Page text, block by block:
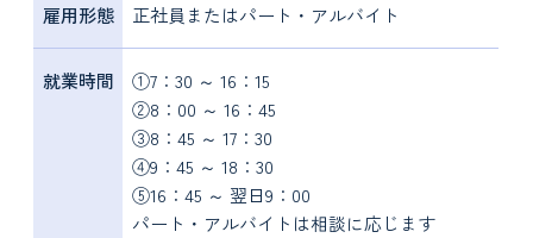
雇用形態 正社員またはパート・アルバイト
就業時間
①7：30 ～ 16：15
②8：00 ～ 16：45
③8：45 ～ 17：30
④9：45 ～ 18：30
⑤16：45 ～ 翌日9：00
パート・アルバイトは相談に応じます